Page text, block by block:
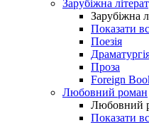
Зарубіжна
Зарубіжна
Показати
Поезія
Проза
Foreign
Любовний роман
Любовний
Показати